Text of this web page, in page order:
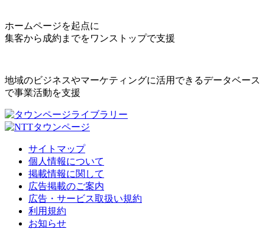
ホームページを起点に
集客から成約までをワンストップで支援
地域のビジネスやマーケティングに活用できるデータベース
で事業活動を支援
サイトマップ
個人情報について
掲載情報に関して
広告掲載のご案内
広告・サービス取扱い規約
利用規約
お知らせ